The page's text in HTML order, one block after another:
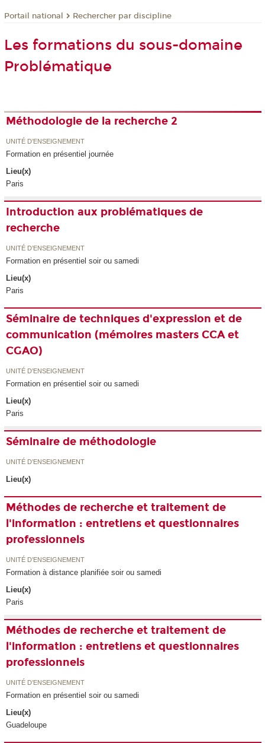
Portail national Rechercher par discipline
Les formations du sous-domaine
Problématique
Méthodologie de la recherche 2
UNITÉ D’ENSEIGNEMENT
Formation en présentiel journée
Lieu(x)
Paris
Introduction aux problématiques de
recherche
UNITÉ D’ENSEIGNEMENT
Formation en présentiel soir ou samedi
Lieu(x)
Paris
Séminaire de techniques d'expression et de
communication (mémoires masters CCA et
CGAO)
UNITÉ D’ENSEIGNEMENT
Formation en présentiel soir ou samedi
Lieu(x)
Paris
Séminaire de méthodologie
UNITÉ D’ENSEIGNEMENT
Lieu(x)
Méthodes de recherche et traitement de
l'information : entretiens et questionnaires
professionnels
UNITÉ D’ENSEIGNEMENT
Formation à distance planifiée soir ou samedi
Lieu(x)
Paris
Méthodes de recherche et traitement de
l'information : entretiens et questionnaires
professionnels
UNITÉ D’ENSEIGNEMENT
Formation en présentiel soir ou samedi
Lieu(x)
Guadeloupe